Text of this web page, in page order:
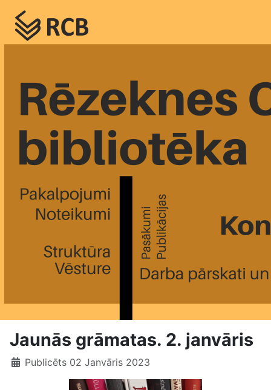
Jaunās grāmatas. 2. janvāris
Publicēts 02 Janvāris 2023